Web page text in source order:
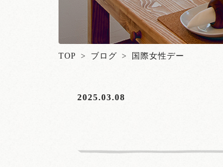
TOP > ブログ > 国際女性デー
2025.03.08